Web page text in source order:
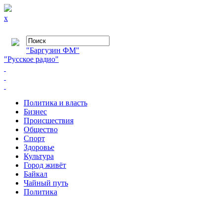
x
"Баргузин ФМ"
"Русское радио"
Политика и власть
Бизнес
Происшествия
Общество
Cпорт
Здоровье
Культура
Город живёт
Байкал
Чайный путь
Политика